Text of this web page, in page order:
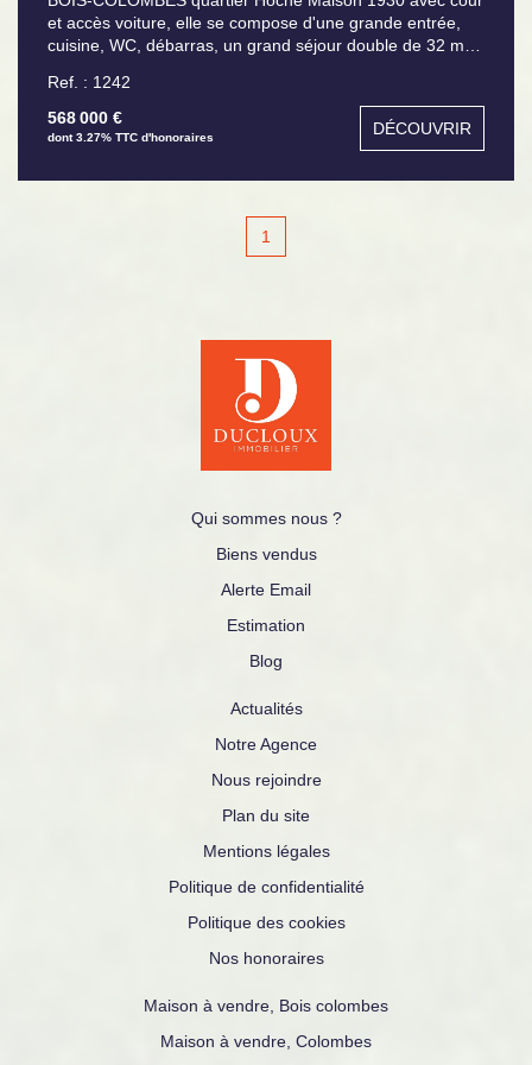
et accès voiture, elle se compose d'une grande entrée,
cuisine, WC, débarras, un grand séjour double de 32 m²,
d'aménager une troisième chambre, une belle surface à
repenser selon vos goûts.
Ref. : 1242
568 000 €
dont 3.27% TTC d'honoraires DÉCOUVRIR
1
Qui sommes nous ?
Biens vendus
Alerte Email
Estimation
Blog
Actualités
Notre Agence
Nous rejoindre
Plan du site
Mentions légales
Politique de confidentialité
Politique des cookies
Nos honoraires
Maison à vendre, Bois colombes
Maison à vendre, Colombes